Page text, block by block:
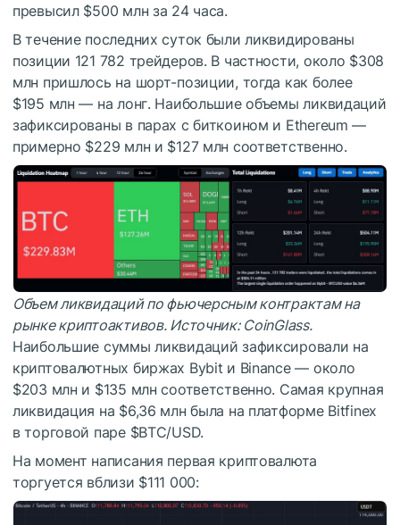
превысил $500 млн за 24 часа.
В течение последних суток были ликвидированы
позиции 121 782 трейдеров. В частности, около $308
млн пришлось на шорт-позиции, тогда как более
$195 млн — на лонг. Наибольшие объемы ликвидаций
зафиксированы в парах с биткоином и Ethereum —
примерно $229 млн и $127 млн соответственно.
Объем ликвидаций по фьючерсным контрактам на
рынке криптоактивов. Источник: CoinGlass.
Наибольшие суммы ликвидаций зафиксировали на
криптовалютных биржах Bybit и Binance — около
$203 млн и $135 млн соответственно. Самая крупная
ликвидация на $6,36 млн была на платформе Bitfinex
в торговой паре $BTC/USD.
На момент написания первая криптовалюта
торгуется вблизи $111 000: